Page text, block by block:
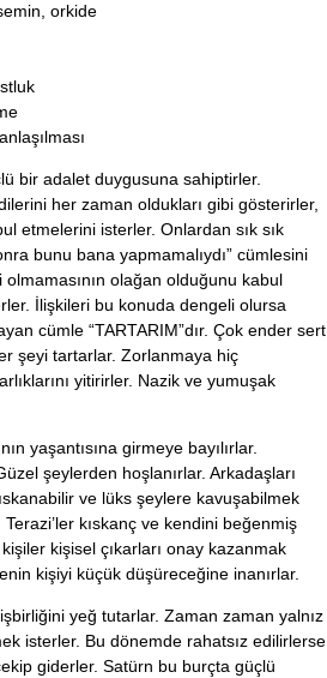
orkide
bir adalet duygusuna sahiptirler.
her zaman oldukları gibi gösterirler,
etmelerini isterler. Onlardan sık sık
bunu bana yapmamalıydı” cümlesini
olağan olduğunu kabul
İlişkileri bu konuda dengeli olursa
cümle “TARTARIM”dır. Çok ender sert
şeyi tartarlar. Zorlanmaya hiç
yitirirler. Nazik ve yumuşak
yaşantısına girmeye bayılırlar.
şeylerden hoşlanırlar. Arkadaşları
ve lüks şeylere kavuşabilmek
kıskanç ve kendini beğenmiş
kişisel çıkarları onay kazanmak
kişiyi küçük düşüreceğine inanırlar.
yeğ tutarlar. Zaman zaman yalnız
isterler. Bu dönemde rahatsız edilirlerse
giderler. Satürn bu burçta güçlü